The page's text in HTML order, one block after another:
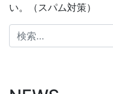
い。（スパム対策）
検
索: